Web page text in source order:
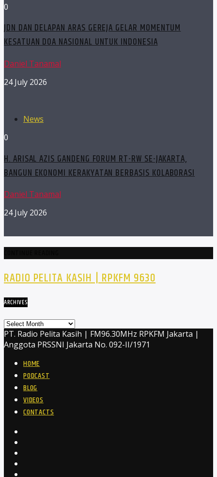
0
JDN DAN DELAPAN ARAS GEREJA GELAR MOMENTUM
KESATUAN DOA NASIONAL UNTUK INDONESIA
Daniel Tanamal
24 July 2026
News
0
H. ARISAL AZIS GANDENG FORUM RT-RW SE-JAKARTA,
BANGUN EKONOMI KERAKYATAN BERBASIS KOLABORASI
Daniel Tanamal
24 July 2026
RADIO PELITA KASIH | RPKFM 9630
ARCHIVES
Archives
PT. Radio Pelita Kasih | FM96.30MHz RPKFM Jakarta |
Anggota PRSSNI Jakarta No. 092-II/1971
HOME
PODCAST
BLOG
VIDEOS
CONTACTS